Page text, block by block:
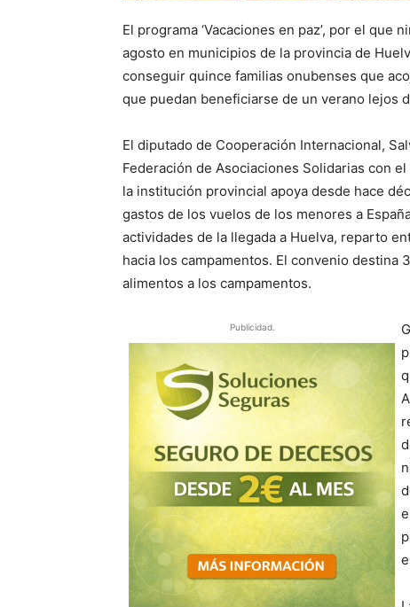
El programa ‘Vacaciones en paz’, por el
agosto en municipios de la provincia de
conseguir quince familias onubenses que
que puedan beneficiarse de un verano lejos
El diputado de Cooperación Internacional,
Federación de Asociaciones Solidarias con
la institución provincial apoya desde hace
gastos de los vuelos de los menores a
actividades de la llegada a Huelva, reparto
hacia los campamentos. El convenio destina
alimentos a los campamentos.
Publicidad.